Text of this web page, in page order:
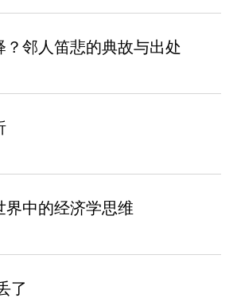
？邻人笛悲的典故与出处
界中的经济学思维
了